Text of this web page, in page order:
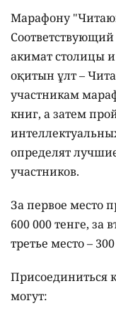
Марафону
акимат столицы
оқитын ұлт –
участникам
книг, а затем
определят
участников.
За первое место
600 000 тенге, за
третье место –
Присоединиться
могут: